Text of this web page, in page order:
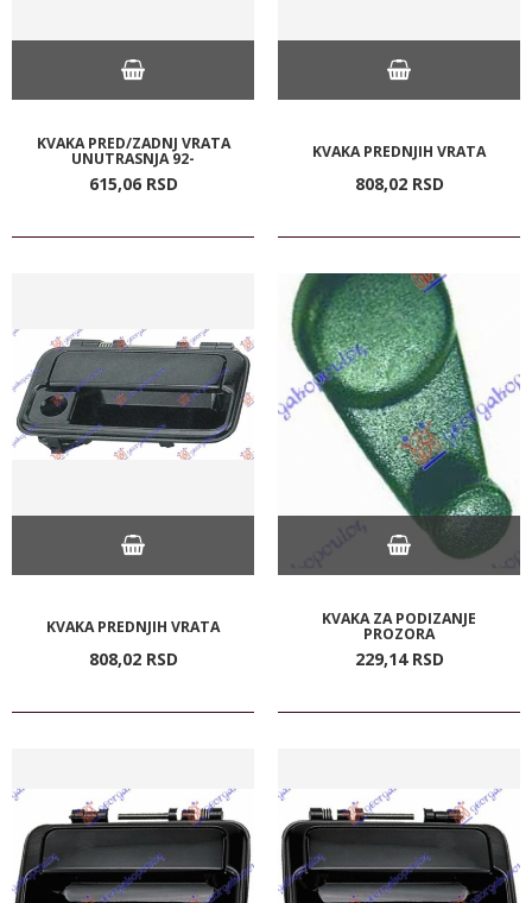
KVAKA PRED/ZADNJ VRATA
UNUTRASNJA 92-
615,06 RSD
KVAKA PREDNJIH VRATA
808,02 RSD
KVAKA PREDNJIH VRATA
808,02 RSD
KVAKA ZA PODIZANJE
PROZORA
229,14 RSD